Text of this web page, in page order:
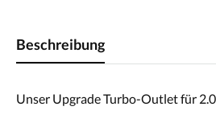
Beschreibung
Unser Upgrade Turbo-Outlet für